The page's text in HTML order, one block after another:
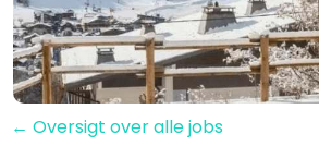
← Oversigt over alle jobs